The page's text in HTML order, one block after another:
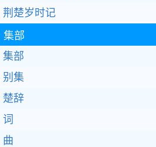
荆楚岁时记
集部
集部
别集
楚辞
词
曲